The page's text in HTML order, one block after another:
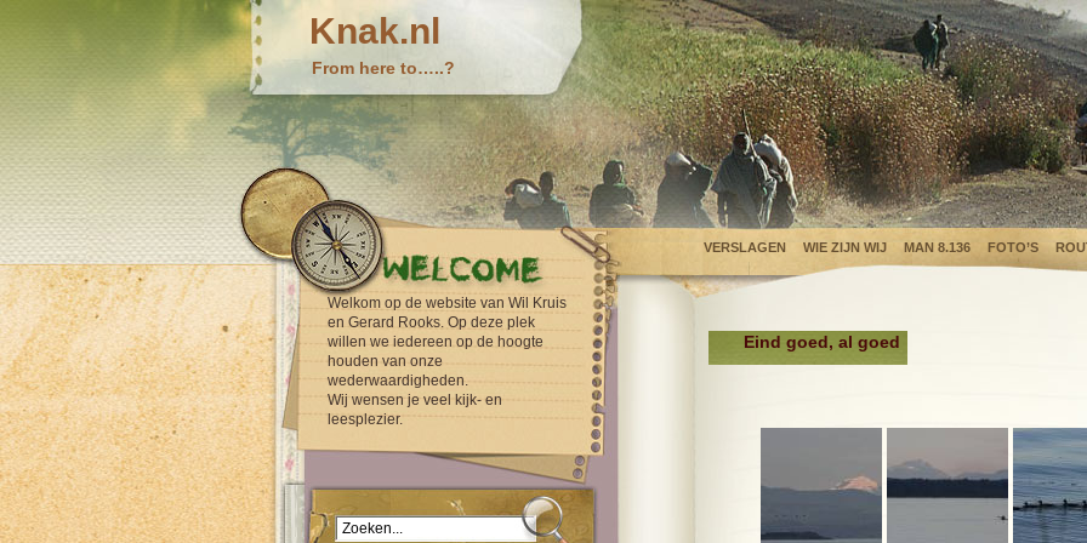
Knak.nl
From here to…..?
VERSLAGEN WIE ZIJN WIJ MAN 8.136 FOTO’S
Welkom op de website van Wil Kruis
en Gerard Rooks. Op deze plek
willen we iedereen op de hoogte
houden van onze
wederwaardigheden.
Wij wensen je veel kijk- en
leesplezier.
Eind goed, al goed